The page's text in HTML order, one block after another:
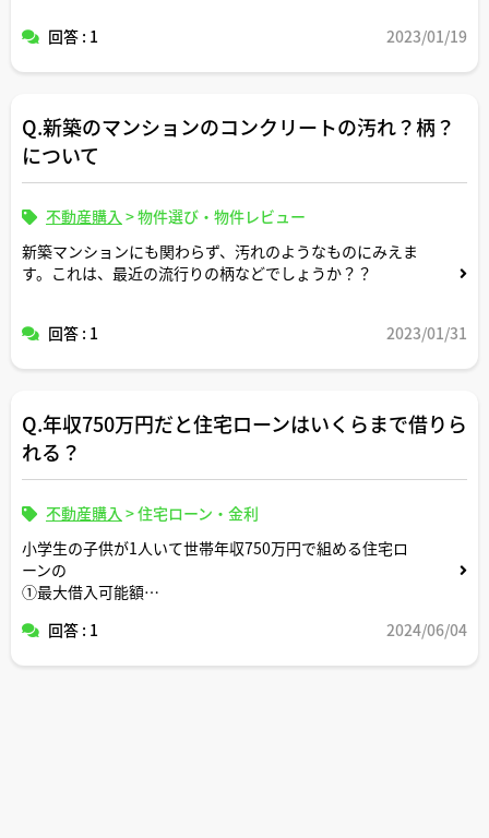
回答 : 1 2023/01/19
Q.新築のマンションのコンクリートの汚れ？柄？
について
不動産購入 >物件選び・物件レビュー
新築マンションにも関わらず、汚れのようなものにみえま
す。これは、最近の流行りの柄などでしょうか？？
回答 : 1 2023/01/31
Q.年収750万円だと住宅ローンはいくらまで借りら
れる？
不動産購入 >住宅ローン・金利
小学生の子供が1人いて世帯年収750万円で組める住宅ロ
ーンの
①最大借入可能額
③生活切り詰めて頑張ればギリギリ返せる借入金額
回答 : 1 2024/06/04